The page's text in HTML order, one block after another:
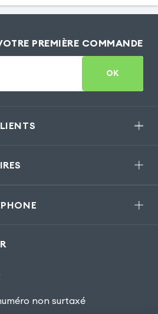
PREMIÈRE COMMANDE
OK
non surtaxé